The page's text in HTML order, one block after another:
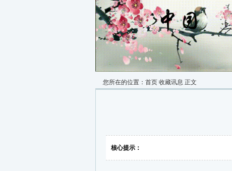
您所在的位置： 首页 收藏讯息 正文
核心提示：